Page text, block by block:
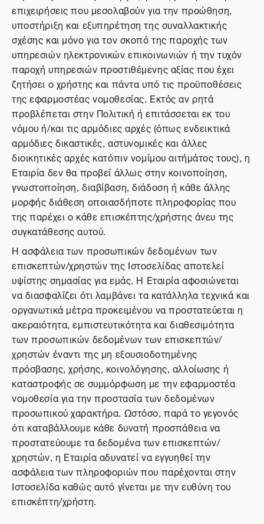
επιχειρήσεις που μεσολαβούν για την προώθηση,
υποστήριξη και εξυπηρέτηση της συναλλακτικής
σχέσης και μόνο για τον σκοπό της παροχής των
υπηρεσιών ηλεκτρονικών επικοινωνιών ή την τυχόν
παροχή υπηρεσιών προστιθέμενης αξίας που έχει
ζητήσει ο χρήστης και πάντα υπό τις προϋποθέσεις
της εφαρμοστέας νομοθεσίας. Εκτός αν ρητά
προβλέπεται στην Πολιτική ή επιτάσσεται εκ του
νόμου ή/και τις αρμόδιες αρχές (όπως ενδεικτικά
αρμόδιες δικαστικές, αστυνομικές και άλλες
διοικητικές αρχές κατόπιν νομίμου αιτήμάτος τους), η
Εταιρία δεν θα προβεί άλλως στην κοινοποίηση,
γνωστοποίηση, διαβίβαση, διάδοση ή κάθε άλλης
μορφής διάθεση οποιασδήποτε πληροφορίας που
της παρέχει ο κάθε επισκέπτης/χρήστης άνευ της
συγκατάθεσης αυτού.
Η ασφάλεια των προσωπικών δεδομένων των
επισκεπτών/χρηστών της Ιστοσελίδας αποτελεί
υψίστης σημασίας για εμάς. Η Εταιρία αφοσιώνεται
να διασφαλίζει ότι λαμβάνει τα κατάλληλα τεχνικά και
οργανωτικά μέτρα προκειμένου να προστατεύεται η
ακεραιότητα, εμπιστευτικότητα και διαθεσιμότητα
των προσωπικών δεδομένων των επισκεπτών/
χρηστών έναντι της μη εξουσιοδοτημένης
πρόσβασης, χρήσης, κοινολόγησης, αλλοίωσης ή
καταστροφής σε συμμόρφωση με την εφαρμοστέα
νομοθεσία για την προστασία των δεδομένων
προσωπικού χαρακτήρα. Ωστόσο, παρά το γεγονός
ότι καταβάλλουμε κάθε δυνατή προσπάθεια να
προστατεύουμε τα δεδομένα των επισκεπτών/
χρηστών, η Εταιρία αδυνατεί να εγγυηθεί την
ασφάλεια των πληροφοριών που παρέχονται στην
Ιστοσελίδα καθώς αυτό γίνεται με την ευθύνη του
επισκέπτη/χρήστη.